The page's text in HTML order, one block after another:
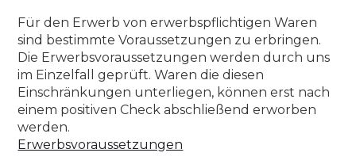
Für den Erwerb von erwerbspflichtigen Waren
sind bestimmte Voraussetzungen zu erbringen.
Die Erwerbsvoraussetzungen werden durch uns
im Einzelfall geprüft. Waren die diesen
Einschränkungen unterliegen, können erst nach
einem positiven Check abschließend erworben
werden.
Erwerbsvoraussetzungen